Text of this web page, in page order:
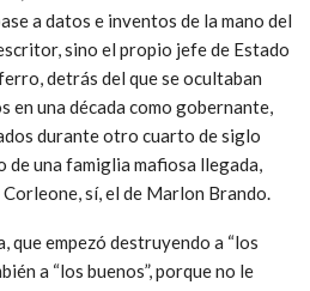
a datos e inventos de la mano del
sino el propio jefe de Estado
detrás del que se ocultaban
una década como gobernante,
durante otro cuarto de siglo
una famiglia mafiosa llegada,
sí, el de Marlon Brando.
que empezó destruyendo a “los
a “los buenos”, porque no le